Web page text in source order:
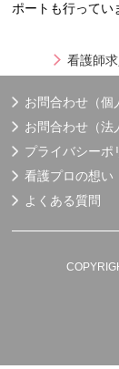
ポートも行ってい
看護師
お問合わせ（個
お問合わせ（法
プライバシーポ
看護プロの想い
よくある質問